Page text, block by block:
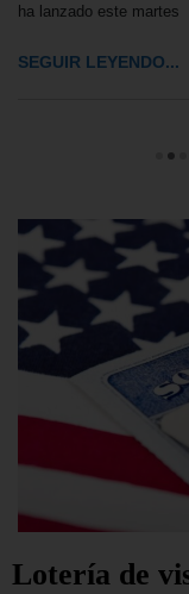
ha lanzado este martes
SEGUIR LEYENDO...
Lotería de